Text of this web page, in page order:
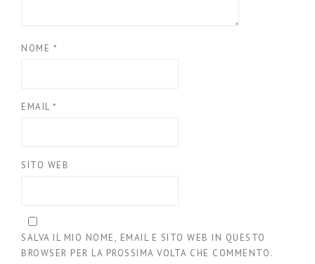
NOME *
EMAIL *
SITO WEB
SALVA IL MIO NOME, EMAIL E SITO WEB IN QUESTO
BROWSER PER LA PROSSIMA VOLTA CHE COMMENTO.